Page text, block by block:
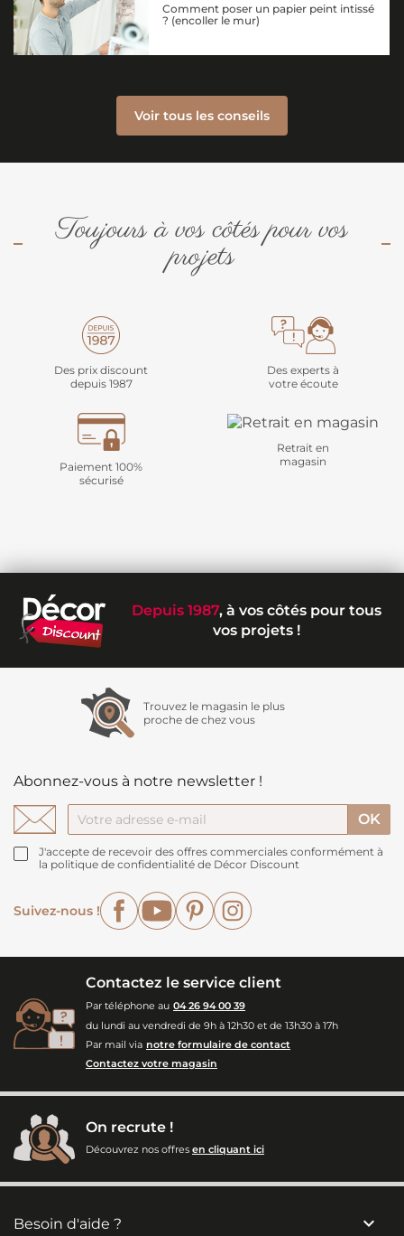
Comment poser un papier peint intissé
? (encoller le mur)
Voir tous les conseils
Toujours à vos côtés pour vos
projets
Des prix discount
depuis 1987
Des experts à
votre écoute
Paiement 100%
sécurisé
Retrait en
magasin
Depuis 1987, à vos côtés pour tous
vos projets !
Trouvez le magasin le plus
proche de chez vous
Abonnez-vous à notre newsletter !
J'accepte de recevoir des offres commerciales conformément à
la politique de confidentialité de Décor Discount
Suivez-nous !
FacebookYouTubePinterest
Contactez le service client
Par téléphone au 04 26 94 00 39
du lundi au vendredi de 9h à 12h30 et de 13h30 à 17h
Par mail via notre formulaire de contact
Contactez votre magasin
On recrute !
Découvrez nos offres en cliquant ici
Besoin d'aide ? 